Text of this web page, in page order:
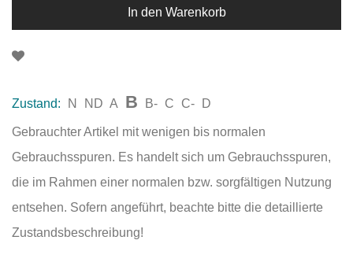
In den Warenkorb
Zustand: N ND A B B- C C- D
Gebrauchter Artikel mit wenigen bis normalen
Gebrauchsspuren. Es handelt sich um Gebrauchsspuren,
die im Rahmen einer normalen bzw. sorgfältigen Nutzung
entsehen. Sofern angeführt, beachte bitte die detaillierte
Zustandsbeschreibung!